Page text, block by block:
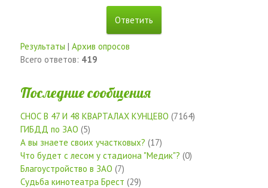
Результаты | Архив опросов
Всего ответов: 419
Последние сообщения
СНОС В 47 И 48 КВАРТАЛАХ КУНЦЕВО (7164)
ГИБДД по ЗАО (5)
А вы знаете своих участковых? (17)
Что будет с лесом у стадиона "Медик"? (0)
Благоустройство в ЗАО (7)
Судьба кинотеатра Брест (29)